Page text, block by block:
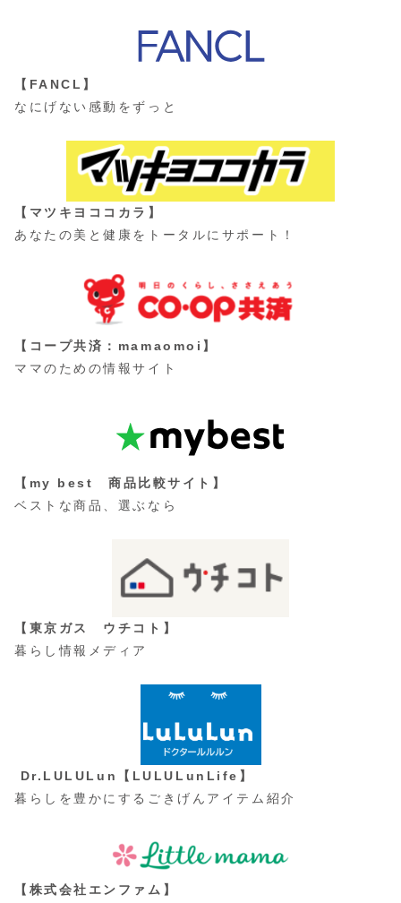
【FANCL】
なにげない感動をずっと
【マツキヨココカラ】
あなたの美と健康をトータルにサポート！
【コープ共済：mamaomoi】
ママのための情報サイト
【my best 商品比較サイト】
ベストな商品、選ぶなら
【東京ガス ウチコト】
暮らし情報メディア
Dr.LULULun【LULULunLife】
暮らしを豊かにするごきげんアイテム紹介
【株式会社エンファム】